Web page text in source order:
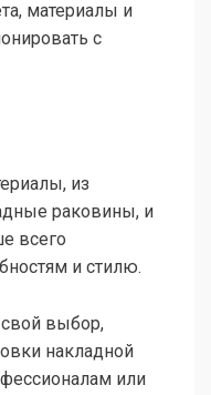
материалы и
с
из
раковины, и
всего
и стилю.
выбор,
накладной
или